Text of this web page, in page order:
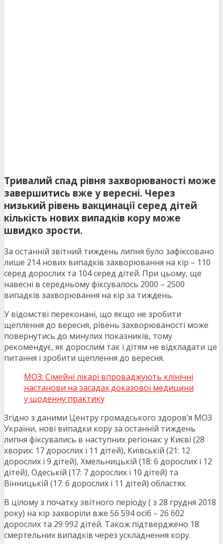
Тривалий спад рівня захворюваності може
завершитись вже у вересні. Через
низький рівень вакцинації серед дітей
кількість нових випадків кору може
швидко зрости.
За останній звітний тиждень липня було зафіксовано
лише 214 нових випадків захворювання на кір – 110
серед дорослих та 104 серед дітей. При цьому, ще
навесні в середньому фіксувалось 2000 – 2500
випадків захворювання на кір за тиждень.
У відомстві переконані, що якщо не зробити
щеплення до вересня, рівень захворюваності може
повернутись до минулих показників, тому
рекомендує, як дорослим так і дітям не відкладати це
питання і зробити щеплення до вересня.
МОЗ: Сімейні лікарі впроваджують клінічні
настанови на засадах доказової медицини
у щоденну практику
Згідно з даними Центру громадського здоров’я МОЗ
України, нові випадки кору за останній тиждень
липня фіксувались в наступних регіонах: у Києві (28
хворих: 17 дорослих і 11 дітей), Київській (21: 12
дорослих і 9 дітей), Хмельницькій (18: 6 дорослих і 12
дітей), Одеській (17: 7 дорослих і 10 дітей) та
Вінницькій (17: 6 дорослих і 11 дітей) областях.
В цілому з початку звітного періоду ( з 28 грудня 2018
року) на кір захворіли вже 56 594 осіб – 26 602
дорослих та 29 992 дітей. Також підтверджено 18
смертельних випадків через ускладнення кору.